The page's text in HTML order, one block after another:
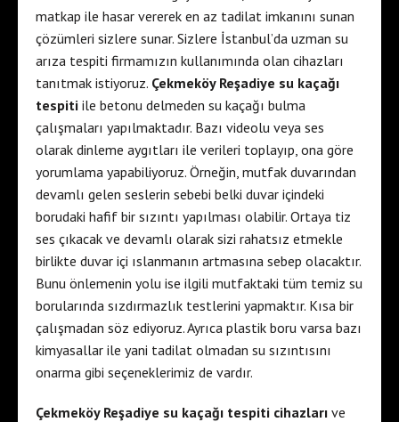
matkap ile hasar vererek en az tadilat imkanını sunan
çözümleri sizlere sunar. Sizlere İstanbul’da uzman su
arıza tespiti firmamızın kullanımında olan cihazları
tanıtmak istiyoruz. Çekmeköy Reşadiye su kaçağı
tespiti ile betonu delmeden su kaçağı bulma
çalışmaları yapılmaktadır. Bazı videolu veya ses
olarak dinleme aygıtları ile verileri toplayıp, ona göre
yorumlama yapabiliyoruz. Örneğin, mutfak duvarından
devamlı gelen seslerin sebebi belki duvar içindeki
borudaki hafif bir sızıntı yapılması olabilir. Ortaya tiz
ses çıkacak ve devamlı olarak sizi rahatsız etmekle
birlikte duvar içi ıslanmanın artmasına sebep olacaktır.
Bunu önlemenin yolu ise ilgili mutfaktaki tüm temiz su
borularında sızdırmazlık testlerini yapmaktır. Kısa bir
çalışmadan söz ediyoruz. Ayrıca plastik boru varsa bazı
kimyasallar ile yani tadilat olmadan su sızıntısını
onarma gibi seçeneklerimiz de vardır.
Çekmeköy Reşadiye su kaçağı tespiti cihazları ve